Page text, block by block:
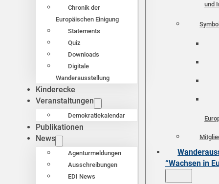
Chronik der
Europäischen Einigung
Statements
Quiz
Downloads
Digitale
Wanderausstellung
Kinderecke
Veranstaltungen
Demokratiekalendar
Publikationen
News
Agenturmeldungen
Ausschreibungen
EDI News
und
“Wachsen in